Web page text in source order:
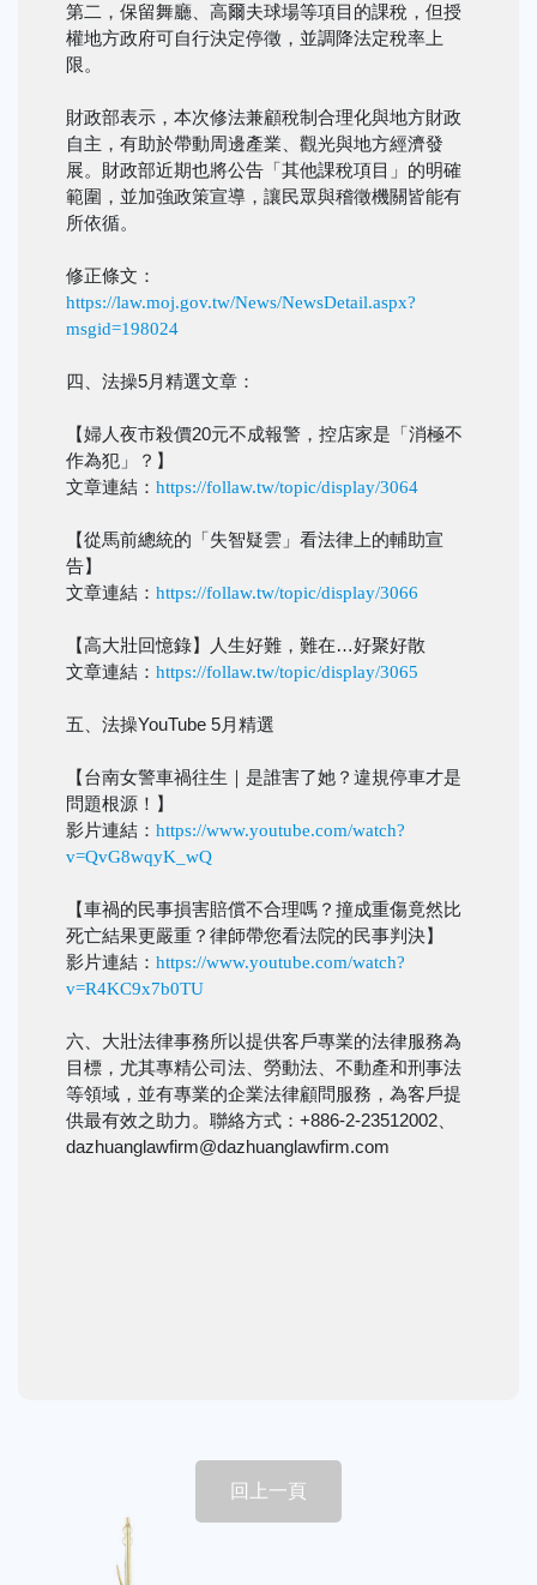
第二，保留舞廳、高爾夫球場等項目的課稅，但授
權地方政府可自行決定停徵，並調降法定稅率上
限。
財政部表示，本次修法兼顧稅制合理化與地方財政
自主，有助於帶動周邊產業、觀光與地方經濟發
展。財政部近期也將公告「其他課稅項目」的明確
範圍，並加強政策宣導，讓民眾與稽徵機關皆能有
所依循。
修正條文：
https://law.moj.gov.tw/News/NewsDetail.aspx?
msgid=198024
四、法操5月精選文章：
【婦人夜市殺價20元不成報警，控店家是「消極不
作為犯」？】
文章連結： https://follaw.tw/topic/display/3064
【從馬前總統的「失智疑雲」看法律上的輔助宣
告】
文章連結： https://follaw.tw/topic/display/3066
【高大壯回憶錄】人生好難，難在…好聚好散
文章連結： https://follaw.tw/topic/display/3065
五、法操YouTube 5月精選
【台南女警車禍往生｜是誰害了她？違規停車才是
問題根源！】
影片連結： https://www.youtube.com/watch?
v=QvG8wqyK_wQ
【車禍的民事損害賠償不合理嗎？撞成重傷竟然比
死亡結果更嚴重？律師帶您看法院的民事判決】
影片連結： https://www.youtube.com/watch?
v=R4KC9x7b0TU
六、大壯法律事務所以提供客戶專業的法律服務為
目標，尤其專精公司法、勞動法、不動產和刑事法
等領域，並有專業的企業法律顧問服務，為客戶提
供最有效之助力。聯絡方式：+886-2-23512002、
dazhuanglawfirm@dazhuanglawfirm.com
回上一頁